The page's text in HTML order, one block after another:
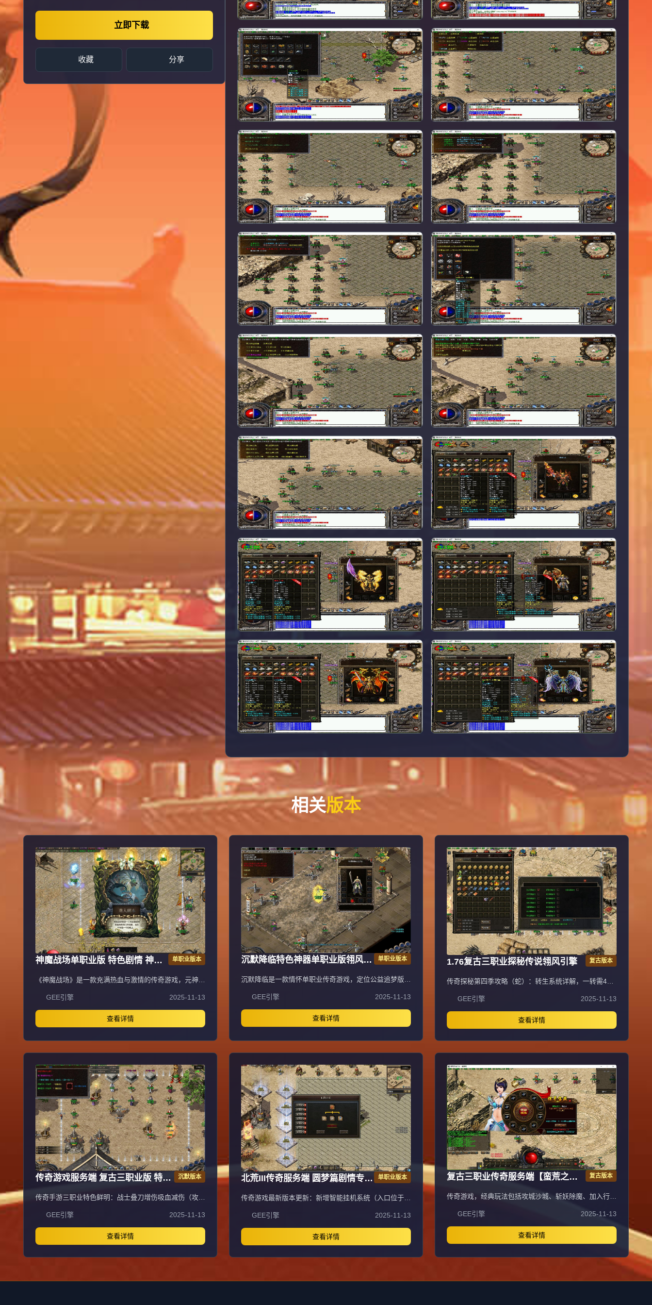
立即下载
收藏 分享
相关版本
神魔战场单职业版 特色剧情 神器
专属 翎风引擎传奇服务端
单职业版本
《神魔战场》是一款充满热血与激情的传奇游戏，元神系
玩家逆袭高富帅的快捷之路。游戏包含元神系统（青龙、
白虎、朱雀、玄武元神，满级120级，玄武元神可学阴阳
召唤召唤同步属性宝宝，材料靠打怪大量爆出自动食
用）、人物神力·坐骑系统（满级坐骑倍攻+20%、爆率
活护体神盾，材料靠打怪），以及泰亚史诗特色玩法（幸
运最高12激活刀刀最高攻击，武器准确+30，前100级经
验卷打怪，后120级埋没之城副本，青铜赞助以上可紫装
鉴定）。长期玩法耐玩，助玩家在神魔战场脱颖而出。
GEE引擎 2025-11-13
查看详情
沉默降临特色神器单职业版翎风引
擎传奇服务端
单职业版本
沉默降临是一款情怀单职业传奇游戏，定位公益追梦版，
3600沉默币狂暴之力，300沉默币普通沙捐，2000沉默
币神豪沙捐，3000沉默币神魔保底（保底8800沉默
币）。账号档次分两档：落地全满号（狂暴3+沙捐50+赞
助36+神魔88，共177元）、大哥全满号（含额外祈福20
图圣兽→粉色装备（爪子吸血头）→渡劫选左边吸血命格
→合特殊优先盾→开黄（紫色追梦效率低不建议）→开红
（可卡怪或堆属性）→开人行。重要提示：十步一杀在
56级震天宫三层花费888万金币获得，入口坐标97.17，
称号卷轴通过活动或蓝色怪（圣兽）、恭喜发财爆出。郑
重承诺爆率全开、公平公正，听取玩家意见重金酬谢，致
力于良好游戏体验。沉默币充值比例1:100。
GEE引擎 2025-11-13
查看详情
1.76复古三职业探秘传说翎风引擎 复古版本
传奇探秘第四季攻略（蛇）：转生系统详解，一转需45
48级，本职业祖玛一套加武器（裁决之杖、骨玉权杖、
龙纹剑），开放卧龙地图；三转需三职业祖玛各一套加武
器各一把，开放魔龙地图；四转本职业赤月一套加武器
（屠龙、噬魂、逍遥扇），开放火龙洞；五转赤月各职业
一套加武器各一把（屠龙、噬魂法杖、逍遥扇），开放第
GEE引擎 2025-11-13
查看详情
传奇游戏服务端 复古三职业版 特色
技能buff 翎风引擎
沉默版本
传奇手游三职业特色鲜明：战士叠刀增伤吸血减伤（攻速
法师无情的刷怪机器（10级群雷11X11范围，无CD流星
火雨，高施法速度）；道士宝宝契合度系统（初始50%攻
击契合度，双防契合度120%，生命契合度150%，宝宝
享人物防御/魔域/生命/道术加成）。新手上线需领取任务
列表，召唤宠物（商场购买，每级+1全属性上限50
GEE引擎 2025-11-13
查看详情
北荒III传奇服务端 圆梦篇剧情专属
神器单职业版翎风引擎
单职业版本
传奇游戏最新版本更新：新增智能挂机系统（入口位于综
升），新增三个不爆物品，同步上线手写攻略（建议配合
查询系统游玩，游戏难度适中）。增加元宝获取途径（杀
怪即可获得元宝，适配后期高消耗需求），新增两个背包
神器，调整金币获取规则（不同赞助等级对应不同获取
量），金币回收倍率与赞助等级挂钩。修复3个剧情地图
GEE引擎 2025-11-13
查看详情
复古三职业传奇服务端【蛮荒之
复古版本
传奇游戏，经典玩法包括攻城沙城、斩妖除魔、加入行
猫逐鹿起步，历经矿工挖苦、毒蛇冒险，惊喜暴神兵，郁
闷砍蛆虫，升级学终技成就英雄。法师道法施威电符猛，
战士火腾空龙纹骨玉裁决，对酒当歌铲皇宫。为报友仇下
祖玛，为雪妻恨清蜈蚣，无畏诅咒名红，终日征战沙场，
GEE引擎 2025-11-13
查看详情